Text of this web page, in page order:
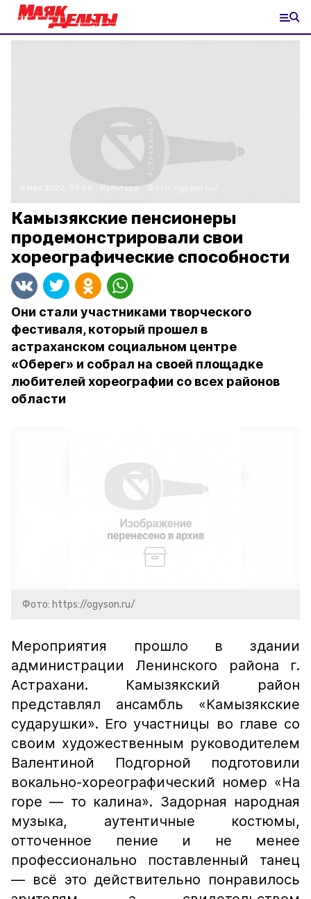
Культура
Камызякские пенсионеры
продемонстрировали свои
хореографические способности
Они стали участниками творческого
фестиваля, который прошел в
астраханском социальном центре
«Оберег» и собрал на своей площадке
любителей хореографии со всех районов
области
Фото: https://ogyson.ru/
Мероприятия прошло в здании
администрации Ленинского района г.
Астрахани. Камызякский район
представлял ансамбль «Камызякские
сударушки». Его участницы во главе со
своим художественным руководителем
Валентиной Подгорной подготовили
вокально-хореографический номер «На
горе — то калина». Задорная народная
музыка, аутентичные костюмы,
отточенное пение и не менее
профессионально поставленный танец
— всё это действительно понравилось